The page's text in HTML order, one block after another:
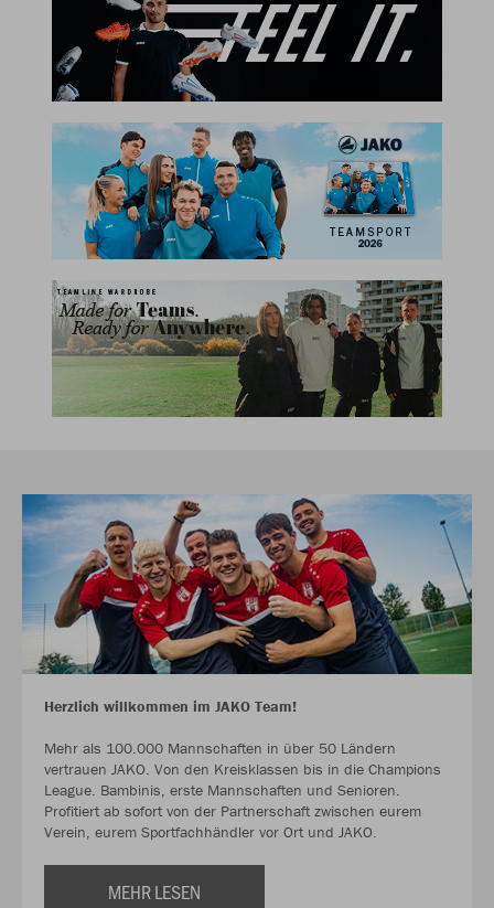
Herzlich willkommen im JAKO Team!
Mehr als 100.000 Mannschaften in über 50 Ländern
vertrauen JAKO. Von den Kreisklassen bis in die Champions
League. Bambinis, erste Mannschaften und Senioren.
Profitiert ab sofort von der Partnerschaft zwischen eurem
Verein, eurem Sportfachhändler vor Ort und JAKO.
MEHR LESEN